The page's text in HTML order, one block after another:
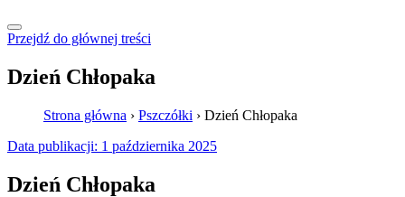
Przejdź do głównej treści
Dzień Chłopaka
Strona główna › Pszczółki › Dzień Chłopaka
Data publikacji: 1 października 2025
Dzień Chłopaka